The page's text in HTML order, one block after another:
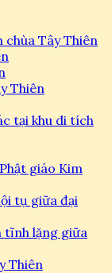
Tây Thiên
Thiên
tại khu di tích
giáo Kim
tụ giữa đại
tĩnh lặng giữa
Thiên